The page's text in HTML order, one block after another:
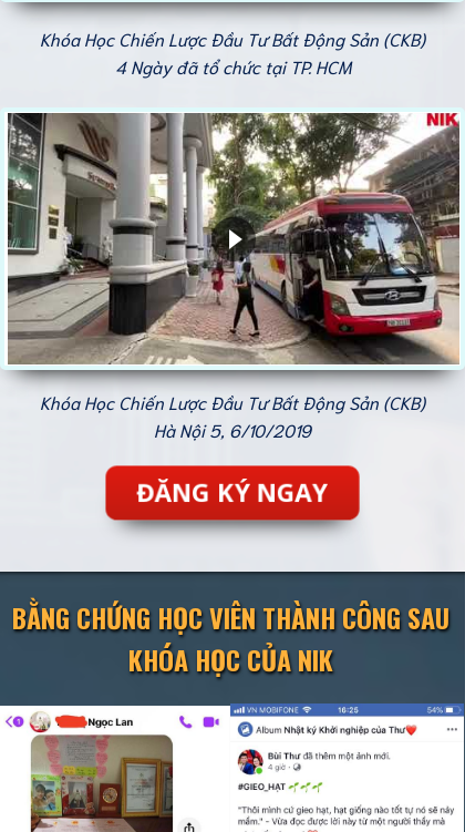
ĐĂNG KÝ NGAY
Khóa Học Chiến Lược Đầu Tư Bất Động Sản (CKB)
4 Ngày đã tổ chức tại TP. HCM
Khóa Học Chiến Lược Đầu Tư Bất Động Sản (CKB)
Hà Nội 5, 6/10/2019
BẰNG CHỨNG HỌC VIÊN THÀNH CÔNG SAU
KHÓA HỌC CỦA NIK